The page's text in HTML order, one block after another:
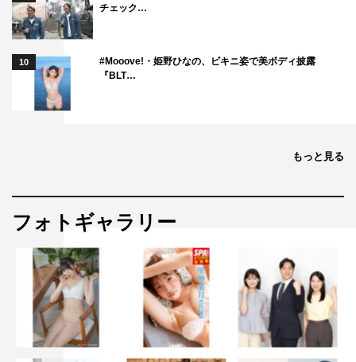
チェック…
10
#Mooove!・姫野ひなの、ビキニ姿で美ボディ披露
『BLT…
もっと見る
フォトギャラリー